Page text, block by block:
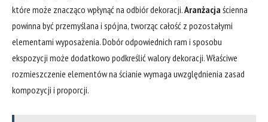
które może znacząco wpłynąć na odbiór dekoracji.Aranżacja ścienna
powinna być przemyślana i spójna, tworząc całość z pozostałymi
elementami wyposażenia. Dobór odpowiednich ram i sposobu
ekspozycji może dodatkowo podkreślić walory dekoracji. Właściwe
rozmieszczenie elementów na ścianie wymaga uwzględnienia zasad
kompozycji i proporcji.